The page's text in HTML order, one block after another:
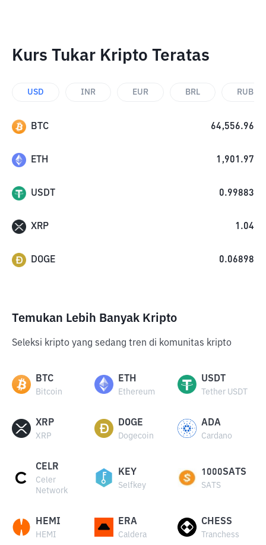
Kurs Tukar Kripto Teratas
USD INR EUR BRL RUB
BTC 64,556.96
ETH 1,901.97
USDT 0.99883
XRP 1.04
DOGE 0.06898
Temukan Lebih Banyak Kripto
Seleksi kripto yang sedang tren di komunitas kripto
BTC
Bitcoin
ETH
Ethereum
USDT
Tether USDT
XRP
XRP
DOGE
Dogecoin
ADA
Cardano
CELR
Celer
Network
KEY
Selfkey
1000SATS
SATS
HEMI
HEMI
ERA
Caldera
CHESS
Tranchess